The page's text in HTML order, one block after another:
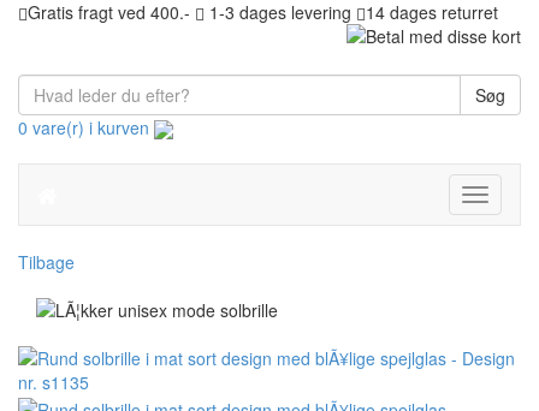
Gratis fragt ved 400.- 1-3 dages levering 14 dages returret
Søg
0 vare(r) i kurven
Toggle
Tilbage